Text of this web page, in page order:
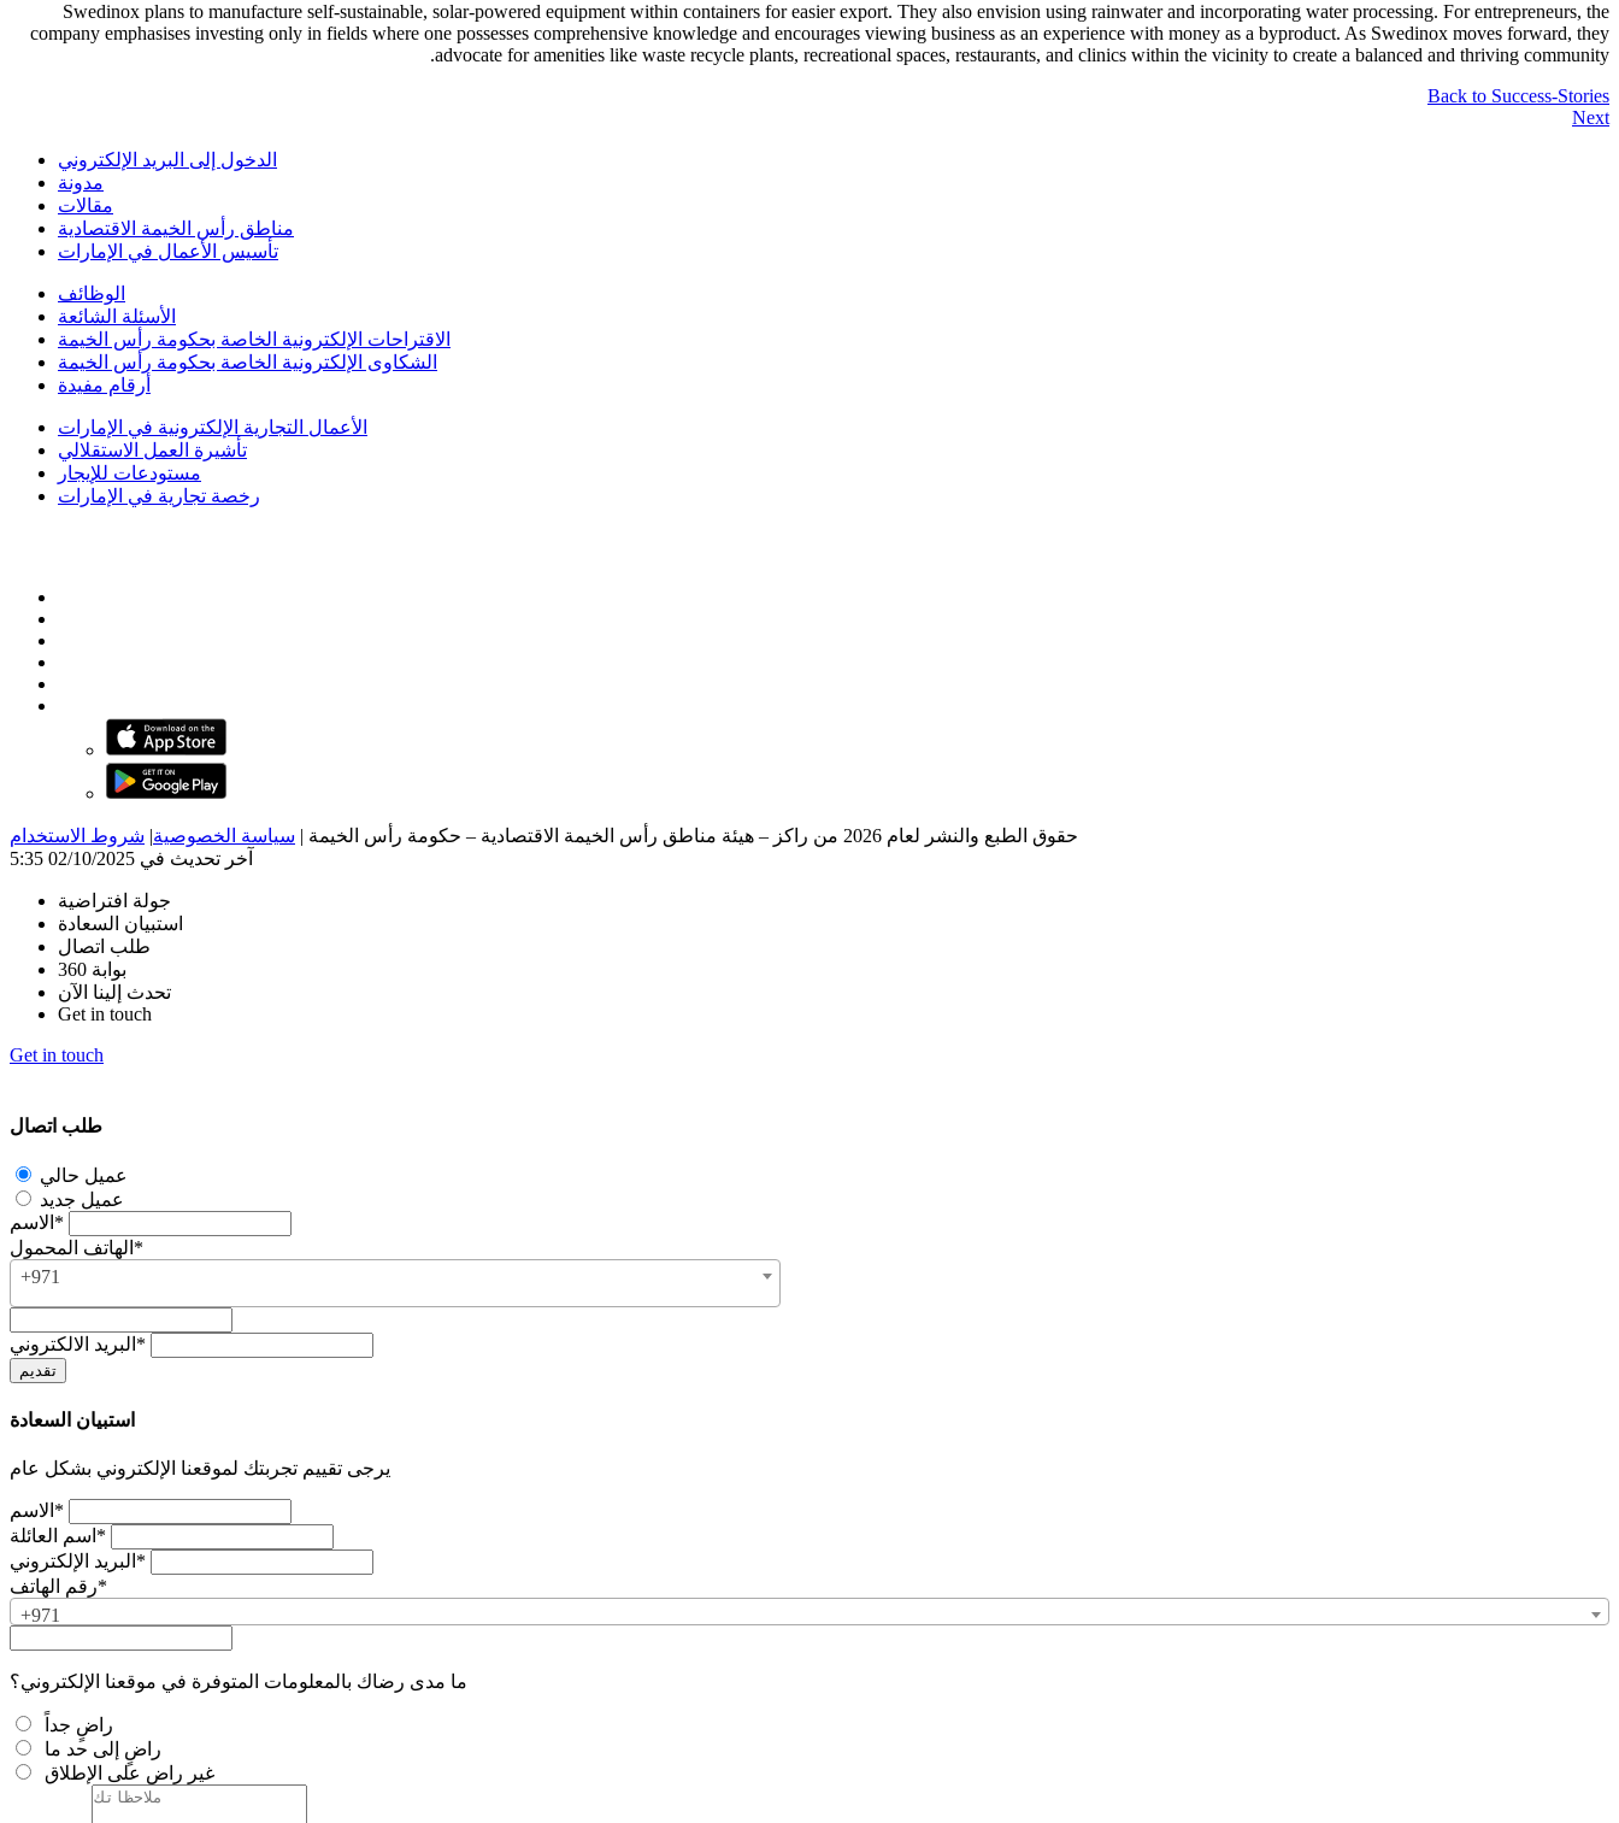
Swedinox plans to manufacture self-sustainable, solar-powered equipment within containers for easier export. They also envision using rainwater and incorporating water processing. For entrepreneurs, the
company emphasises investing only in fields where one possesses comprehensive knowledge and encourages viewing business as an experience with money as a byproduct. As Swedinox moves forward, they
advocate for amenities like waste recycle plants, recreational spaces, restaurants, and clinics within the vicinity to create a balanced and thriving community.
Back to Success-Stories
Next
الدخول إلى البريد الإلكتروني
مدونة
مقالات
مناطق رأس الخيمة الاقتصادية
تأسيس الأعمال في الإمارات
الوظائف
الأسئلة الشائعة
الاقتراحات الإلكترونية الخاصة بحكومة رأس الخيمة
الشكاوى الإلكترونية الخاصة بحكومة رأس الخيمة
أرقام مفيدة
الأعمال التجارية الإلكترونية في الإمارات
تأشيرة العمل الاستقلالي
مستودعات للإيجار
رخصة تجارية في الإمارات
حقوق الطبع والنشر لعام 2026 من راكز – هيئة مناطق رأس الخيمة الاقتصادية – حكومة رأس الخيمة | سياسة الخصوصية| شروط الاستخدام
آخر تحديث في 02/10/2025 5:35
جولة افتراضية
استبيان السعادة
طلب اتصال
بوابة 360
تحدث إلينا الآن
Get in touch
Get in touch
طلب اتصال
عميل حالي
عميل جديد
الاسم*
الهاتف المحمول*
+971
البريد الالكتروني*
استبيان السعادة
يرجى تقييم تجربتك لموقعنا الإلكتروني بشكل عام
الاسم*
اسم العائلة*
البريد الإلكتروني*
رقم الهاتف*
+971
ما مدى رضاك بالمعلومات المتوفرة في موقعنا الإلكتروني؟
راضٍ جداً
راضٍ إلى حد ما
غير راضٍ على الإطلاق